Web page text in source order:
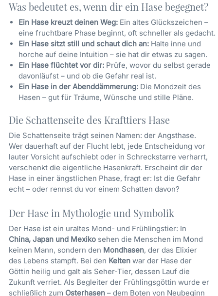
Was bedeutet es, wenn dir ein Hase begegnet?
Ein Hase kreuzt deinen Weg: Ein altes Glückszeichen –
eine fruchtbare Phase beginnt, oft schneller als gedacht.
Ein Hase sitzt still und schaut dich an: Halte inne und
horche auf deine Intuition – sie hat dir etwas zu sagen.
Ein Hase flüchtet vor dir: Prüfe, wovor du selbst gerade
davonläufst – und ob die Gefahr real ist.
Ein Hase in der Abenddämmerung: Die Mondzeit des
Hasen – gut für Träume, Wünsche und stille Pläne.
Die Schattenseite des Krafttiers Hase
Die Schattenseite trägt seinen Namen: der Angsthase.
Wer dauerhaft auf der Flucht lebt, jede Entscheidung vor
lauter Vorsicht aufschiebt oder in Schreckstarre verharrt,
verschenkt die eigentliche Hasenkraft. Erscheint dir der
Hase in einer ängstlichen Phase, fragt er: Ist die Gefahr
echt – oder rennst du vor einem Schatten davon?
Der Hase in Mythologie und Symbolik
Der Hase ist ein uraltes Mond- und Frühlingstier: In
China, Japan und Mexiko sehen die Menschen im Mond
keinen Mann, sondern den Mondhasen, der das Elixier
des Lebens stampft. Bei den Kelten war der Hase der
Göttin heilig und galt als Seher-Tier, dessen Lauf die
Zukunft verriet. Als Begleiter der Frühlingsgöttin wurde er
schließlich zum Osterhasen – dem Boten von Neubeginn